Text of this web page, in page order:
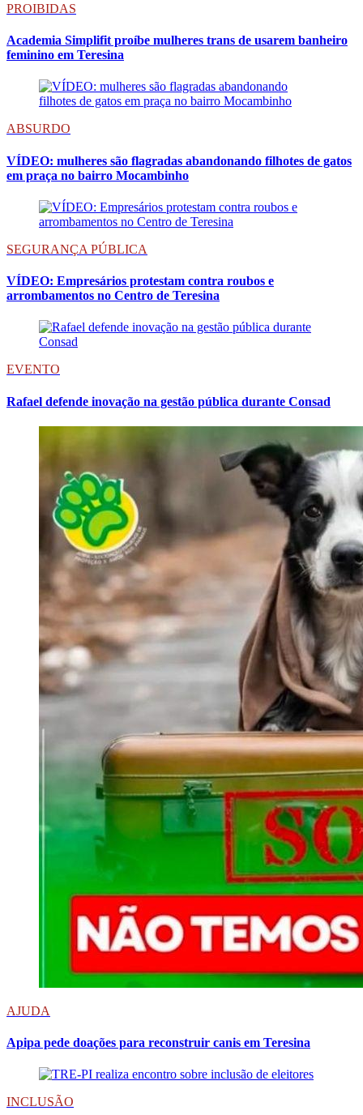
PROIBIDAS
Academia Simplifit proíbe mulheres trans de usarem banheiro
feminino em Teresina
ABSURDO
VÍDEO: mulheres são flagradas abandonando filhotes de gatos
em praça no bairro Mocambinho
SEGURANÇA PÚBLICA
VÍDEO: Empresários protestam contra roubos e
arrombamentos no Centro de Teresina
EVENTO
Rafael defende inovação na gestão pública durante Consad
AJUDA
Apipa pede doações para reconstruir canis em Teresina
INCLUSÃO